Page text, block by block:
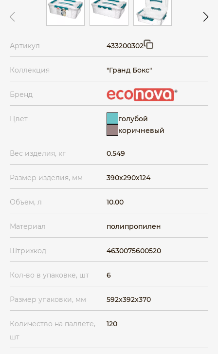
Артикул 433200302
Коллекция "Гранд Бокс"
Бренд
Цвет
голубой
коричневый
Вес изделия, кг 0.549
Размер изделия, мм 390x290x124
Объем, л 10.00
Материал полипропилен
Штрихкод 4630075600520
Кол-во в упаковке, шт 6
Размер упаковки, мм 592x392x370
Количество на паллете,
шт
120